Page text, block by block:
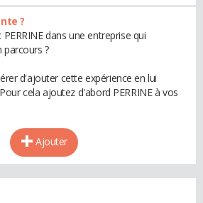
?
dans une entreprise qui
parcours ?
d'ajouter cette expérience en lui
cela ajoutez d'abord PERRINE à vos
Ajouter